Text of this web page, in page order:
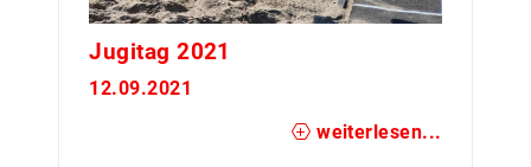
Jugitag 2021
12.09.2021
weiterlesen...